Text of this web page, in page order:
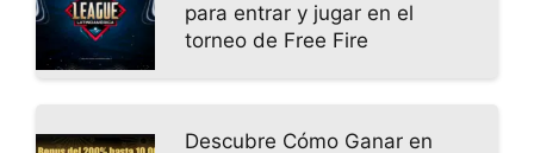
para entrar y jugar en el
torneo de Free Fire
Descubre Cómo Ganar en